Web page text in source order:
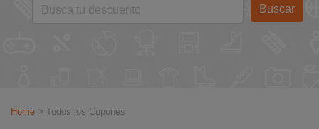
Buscar
Home > Todos los Cupones